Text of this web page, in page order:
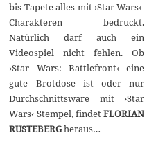
bis Tapete alles mit ›Star Wars‹-
Charakteren bedruckt.
Natürlich darf auch ein
Videospiel nicht fehlen. Ob
›Star Wars: Battlefront‹ eine
gute Brotdose ist oder nur
Durchschnittsware mit ›Star
Wars‹ Stempel, findetFLORIAN
RUSTEBERGheraus…